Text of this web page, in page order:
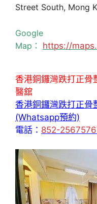
Street South, Mong
Google
Map： https://
香港銅鑼灣跌打正骨
醫舘
香港銅鑼灣跌打正骨
(Whatsapp預約)
電話： 852-